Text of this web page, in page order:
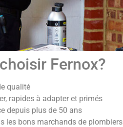
Fernox?
qualité
rapides à adapter et primés
depuis plus de 50 ans
les bons marchands de plombiers